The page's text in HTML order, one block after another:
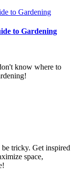
to Gardening
know where to
tricky. Get inspired
space,